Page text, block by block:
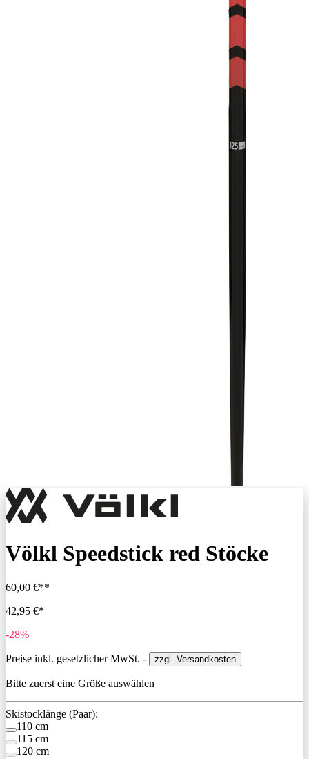
Völkl Speedstick red Stöcke
60,00 €**
42,95 €*
-28%
Preise inkl. gesetzlicher MwSt. - zzgl. Versandkosten
Bitte zuerst eine Größe auswählen
Skistocklänge (Paar):
110 cm
115 cm
120 cm